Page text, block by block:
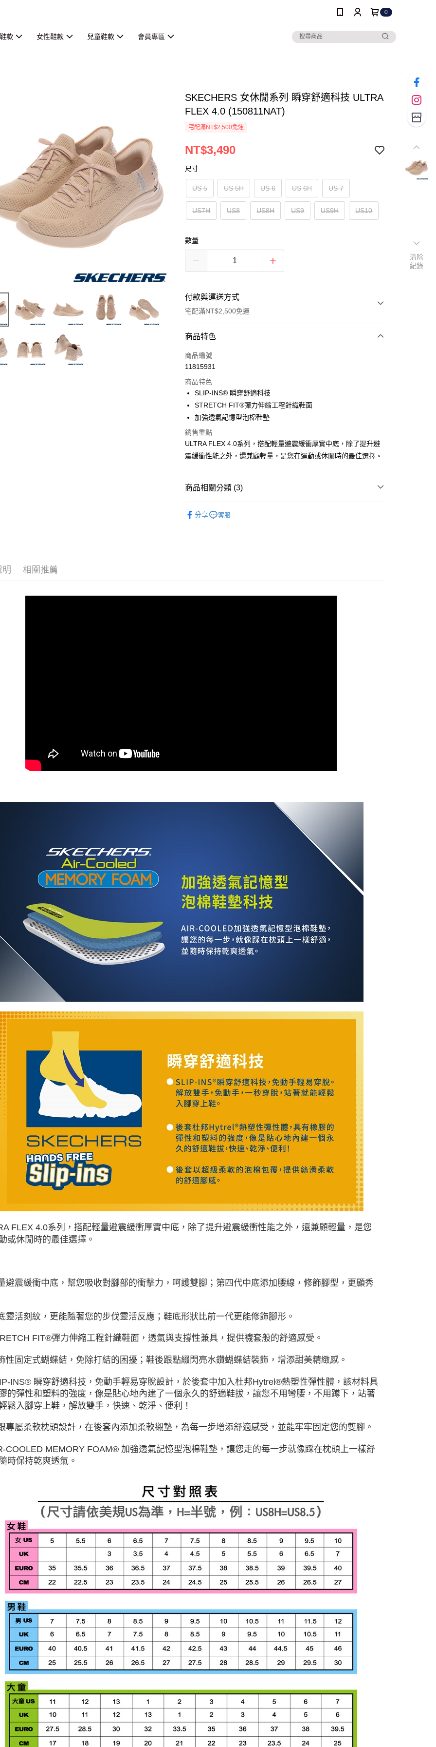
0
款 女性鞋款 兒童鞋款 會員專區
SKECHERS 女休閒系列 瞬穿舒適科技 ULTRA
FLEX 4.0 (150811NAT)
宅配滿NT$2,500免運
NT$3,490
尺寸
US 5 US 5H US 6 US 6H US 7
US7H US8 US8H US9 US9H US10
數量
付款與運送方式
宅配滿NT$2,500免運
付款方式
信用卡一次付款
大哥付你分期
相關說明
1.本服務由台灣大哥大提供，台灣大哥大用戶可立即使用無須另外申請。
2.付款方式選擇「大哥付你分期」，訂單成立後會自動跳轉到大哥付的交易
流程，驗證手機門號後，選擇欲分期的期數、繳款截止日，確認付款後即
完成交易。
3.實際核准額度、可分期數及費用金額請依後續交易確認頁面所載為準。
【繳款方式說明】
2.透過簡訊連結打開帳單後，可選擇「超商條碼／台灣大直營門市／銀行轉
用，由本公司與您本人進行分期帳單所需資料之確認、核對及更正。
ATM付款
商品特色
商品編號
11815931
商品特色
SLIP-INS® 瞬穿舒適科技
STRETCH FIT®彈力伸縮工程針織鞋面
加強透氣記憶型泡棉鞋墊
銷售重點
ULTRA FLEX 4.0系列，搭配輕量避震緩衝厚實中底，除了提升避
震緩衝性能之外，還兼顧輕量，是您在運動或休閒時的最佳選擇。
商品相關分類 (3)
分享 客服
明 相關推薦
FLEX 4.0系列，搭配輕量避震緩衝厚實中底，除了提升避震緩衝性能之外，還兼顧輕量，是您
或休閒時的最佳選擇。
避震緩衝中底，幫您吸收對腳部的衝擊力，呵護雙腳；第四代中底添加腰線，修飾腳型，更顯秀
靈活刻紋，更能隨著您的步伐靈活反應；鞋底形狀比前一代更能修飾腳形。
FIT®彈力伸縮工程針織鞋面，透氣與支撐性兼具，提供襪套般的舒適感受。
性固定式蝴蝶結，免除打結的困擾；鞋後跟點綴閃亮水鑽蝴蝶結裝飾，增添甜美精緻感。
INS® 瞬穿舒適科技，免動手輕易穿脫設計，於後套中加入杜邦Hytrel®熱塑性彈性體，該材料具
的彈性和塑料的強度，像是貼心地內建了一個永久的舒適鞋拔，讓您不用彎腰，不用蹲下，站著
鬆入腳穿上鞋，解放雙手，快速、乾淨、便利！
專屬柔軟枕頭設計，在後套內添加柔軟襯墊，為每一步增添舒適感受，並能牢牢固定您的雙腳。
COOLED MEMORY FOAM® 加強透氣記憶型泡棉鞋墊，讓您走的每一步就像踩在枕頭上一樣舒
時保持乾爽透氣。
清除
紀錄